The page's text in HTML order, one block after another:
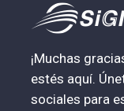
¡Muchas
estés aquí.
sociales para